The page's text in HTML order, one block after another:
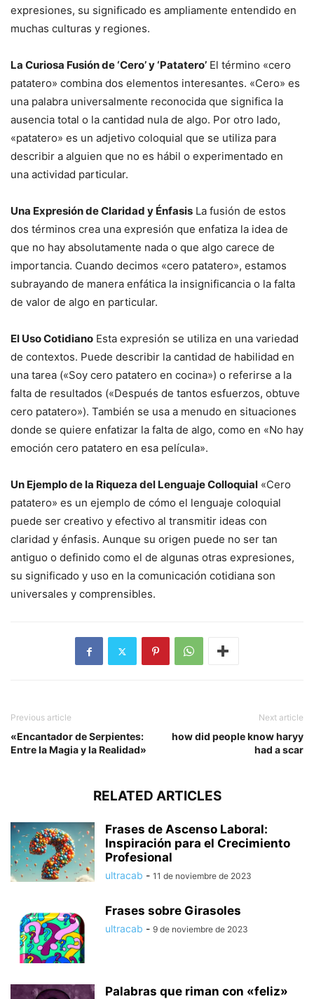
expresiones, su significado es ampliamente entendido en
muchas culturas y regiones.
La Curiosa Fusión de ‘Cero’ y ‘Patatero’ El término «cero
patatero» combina dos elementos interesantes. «Cero» es
una palabra universalmente reconocida que significa la
ausencia total o la cantidad nula de algo. Por otro lado,
«patatero» es un adjetivo coloquial que se utiliza para
describir a alguien que no es hábil o experimentado en
una actividad particular.
Una Expresión de Claridad y Énfasis La fusión de estos
dos términos crea una expresión que enfatiza la idea de
que no hay absolutamente nada o que algo carece de
importancia. Cuando decimos «cero patatero», estamos
subrayando de manera enfática la insignificancia o la falta
de valor de algo en particular.
El Uso Cotidiano Esta expresión se utiliza en una variedad
de contextos. Puede describir la cantidad de habilidad en
una tarea («Soy cero patatero en cocina») o referirse a la
falta de resultados («Después de tantos esfuerzos, obtuve
cero patatero»). También se usa a menudo en situaciones
donde se quiere enfatizar la falta de algo, como en «No hay
emoción cero patatero en esa película».
Un Ejemplo de la Riqueza del Lenguaje Colloquial «Cero
patatero» es un ejemplo de cómo el lenguaje coloquial
puede ser creativo y efectivo al transmitir ideas con
claridad y énfasis. Aunque su origen puede no ser tan
antiguo o definido como el de algunas otras expresiones,
su significado y uso en la comunicación cotidiana son
universales y comprensibles.
Previous article
«Encantador de Serpientes:
Entre la Magia y la Realidad»
Next article
how did people know haryy
had a scar
RELATED ARTICLES
Frases de Ascenso Laboral:
Inspiración para el Crecimiento
Profesional
ultracab - 11 de noviembre de 2023
Frases sobre Girasoles
ultracab - 9 de noviembre de 2023
Palabras que riman con «feliz»